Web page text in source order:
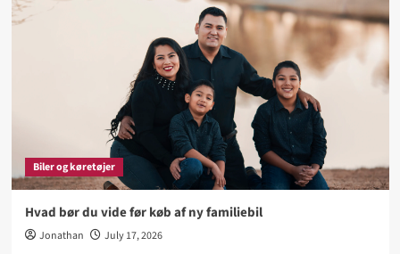
Biler og køretøjer
Hvad bør du vide før køb af ny familiebil
Jonathan July 17, 2026